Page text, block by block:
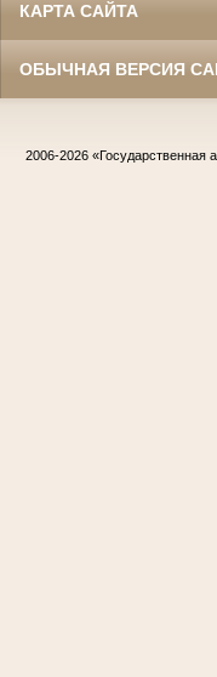
КАРТА САЙТА
ОБЫЧНАЯ ВЕРСИЯ
2006-2026 «Государственная